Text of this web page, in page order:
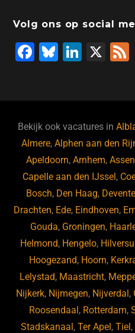
Volg ons op social
F
b
o
o
k
Bl
ky
Li
dI
n
X
Bekijk ook vacatures in
Almere,Alphen aan den
Apeldoorn,Arnhem,Assen
Capelle aan den IJssel ,
Bosch, Den Haag,
Drachten, Ede, Eindhoven,
Gouda, Groningen,
Helmond, Hengelo,
Hoogezand, Hoorn,
Lelystad, Maastricht,
Nijkerk, Nijmegen, Nijverdal ,
Roosendaal , Rotterdam,
Stadskanaal ,Ter Apel ,Tiel ,